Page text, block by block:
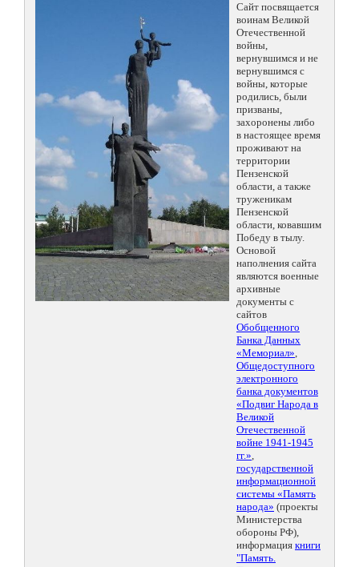
Сайт посвящается
воинам Великой
Отечественной
войны,
вернувшимся и не
вернувшимся с
войны, которые
родились, были
призваны,
захоронены либо
в настоящее время
проживают на
территории
Пензенской
области, а также
труженикам
Пензенской
области, ковавшим
Победу в тылу.
Основой
наполнения сайта
являются военные
архивные
документы с
сайтов
Обобщенного
Банка Данных
«Мемориал»,
Общедоступного
электронного
банка документов
«Подвиг Народа в
Великой
Отечественной
войне 1941-1945
гг.»,
государственной
информационной
системы «Память
народа» (проекты
Министерства
обороны РФ),
информация книги
"Память.